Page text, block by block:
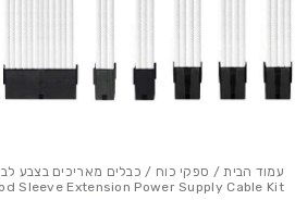
עמוד הבית/ ספקי כוח
Sleeve Extension Power Supply Cable Kit